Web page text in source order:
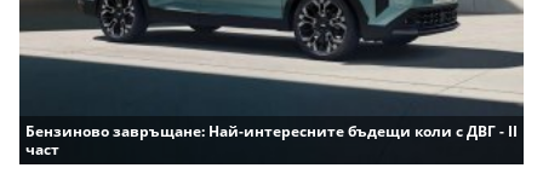
Бензиново завръщане: Най-интересните бъдещи коли с ДВГ - II
част